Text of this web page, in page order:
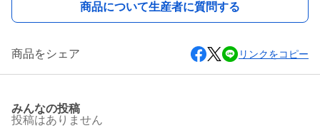
商品について生産者に質問する
商品をシェア リンクをコピー
みんなの投稿
投稿はありません